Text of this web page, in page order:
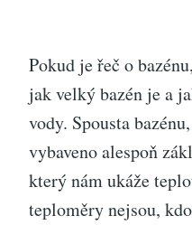
Pokud je řeč o
jak velký bazén je a
vody. Spousta
vybaveno alespoň
který nám ukáže
teploměry nejsou,